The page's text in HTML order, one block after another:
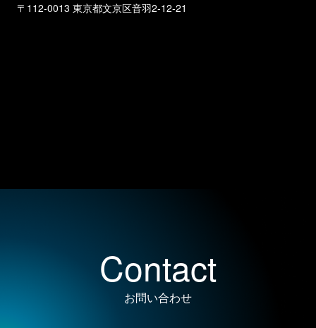
〒112-0013 東京都文京区音羽2-12-21
Contact
お問い合わせ